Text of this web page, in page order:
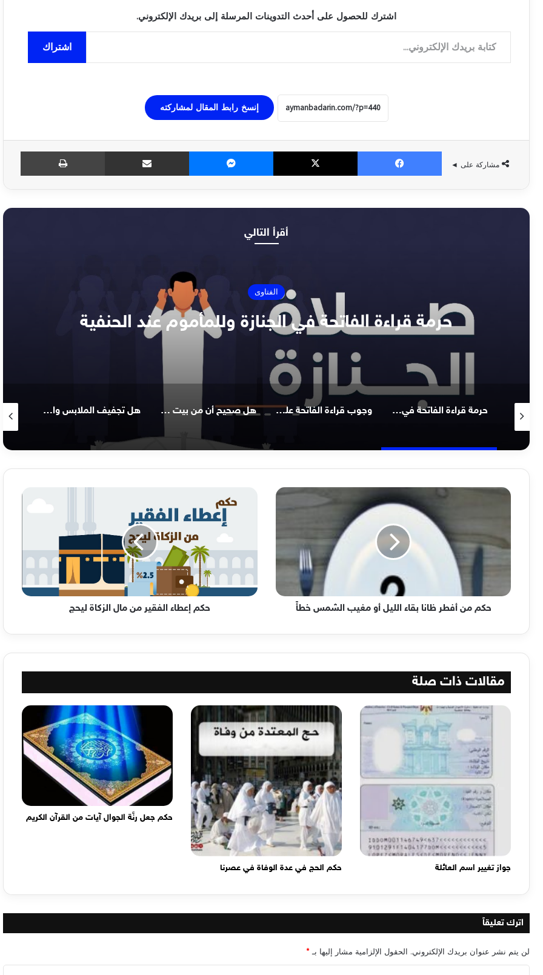
اشترك للحصول على أحدث التدوينات المرسلة إلى بريدك الإلكتروني.
كتابة بريدك الإلكتروني...
اشتراك
إنسخ رابط المقال لمشاركته
مشاركة على ◄
فيسبوك ‫X ماسنجر مشاركة عبر البريد طباعة
أقرأ التالي
الفتاوى
حرمة قراءة الفاتحة في الجنازة وللمأموم عند الحنفية
حرمة قراءة الفاتحة في الجنازة وللمأموم عند الحنفية وجوب قراءة الفاتحة على الإمام والمأموم هل صحيح أن من بيت عائشة يطلع قرن الشيطان هل تجفيف الملابس والفرشات من النجاسة يطهرها.
حكم
بقاء
الشمس
حكم من أفطر ظانا بقاء الليل أو مغيب الشمس خطأً
الزكاة
ليحج
حكم إعطاء الفقير من مال الزكاة ليحج
مقالات ذات صلة
جواز تغيير اسم العائلة حكم الحج في عدة الوفاة في عصرنا
حكم جعل رنَّة الجوال آيات من القرآن الكريم
اترك تعليقاً
لن يتم نشر عنوان بريدك الإلكتروني. الحقول الإلزامية مشار إليها بـ*